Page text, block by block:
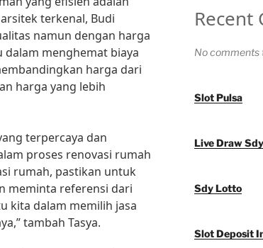
terkenal, Budi
namun dengan harga
menghemat biaya
harga dari
harga yang lebih
terpercaya dan
proses renovasi rumah
rumah, pastikan untuk
meminta referensi dari
kita dalam memilih jasa
tambah Tasya.
Recent
No comments
Slot Pulsa
Live Draw Sdy
Sdy Lotto
Slot Deposit